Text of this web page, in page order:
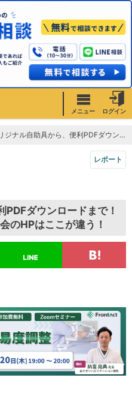
メニュー ログイン
ル自助具から、便利PDFダウンロードまで！神奈川県作業療法士（OT）会のHPはここが違う！
レポート
ダウンロードまで！
のHPはここが違う！